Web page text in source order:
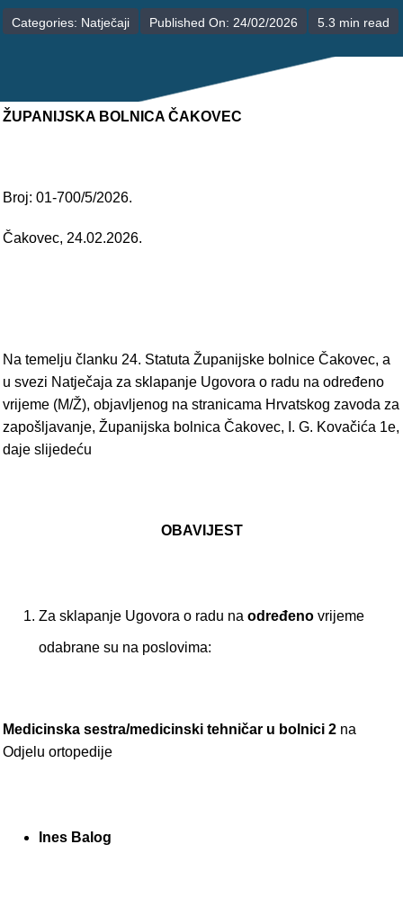
POLIKLINIKE
JEDINICE NEZDRAVSTVENIH DJELATNOSTI
Categories: Natječaji Published On: 24/02/2026 5.3 min read
ŽUPANIJSKA BOLNICA ČAKOVEC
Broj: 01-700/5/2026.
Čakovec, 24.02.2026.
Na temelju članku 24. Statuta Županijske bolnice Čakovec, a
u svezi Natječaja za sklapanje Ugovora o radu na određeno
vrijeme (M/Ž), objavljenog na stranicama Hrvatskog zavoda za
zapošljavanje, Županijska bolnica Čakovec, I. G. Kovačića 1e,
daje slijedeću
OBAVIJEST
Za sklapanje Ugovora o radu na određeno vrijeme
odabrane su na poslovima:
Medicinska sestra/medicinski tehničar u bolnici 2 na
Odjelu ortopedije
Ines Balog